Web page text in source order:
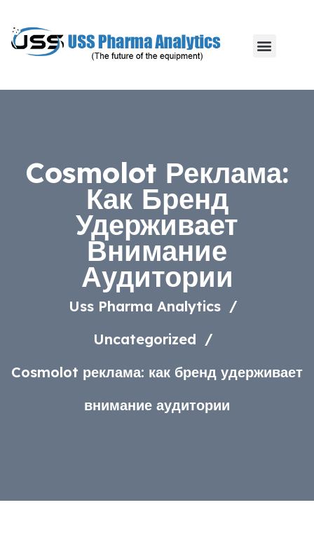
Cosmolot Реклама:
Как Бренд
Удерживает
Внимание
Аудитории
Uss Pharma Analytics
Uncategorized
Cosmolot реклама: как бренд удерживает
внимание аудитории